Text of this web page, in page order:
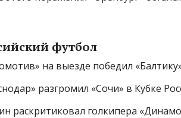
футбол
на выезде победил
разгромил «Сочи» в Кубке
раскритиковал голкипера